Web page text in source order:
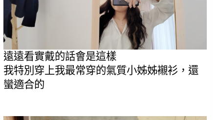
遠遠看實戴的話會是這樣
我特別穿上我最常穿的氣質小姊姊襯衫，還
蠻適合的